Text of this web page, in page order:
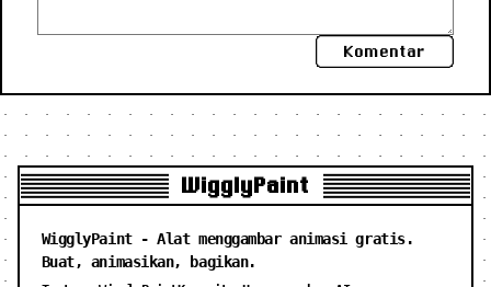
Komentar
WigglyPaint
WigglyPaint - Alat menggambar animasi gratis.
Buat, animasikan, bagikan.